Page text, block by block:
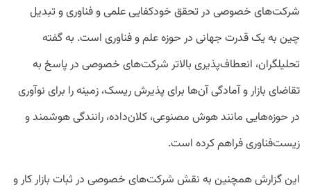
شرکت‌های خصوصی در تحقق خودکفایی علمی و فناوری و تبدیل
چین به یک قدرت جهانی در حوزه علم و فناوری است. به گفته
تحلیلگران، انعطاف‌پذیری بالاتر شرکت‌های خصوصی در پاسخ به
تقاضای بازار و آمادگی آن‌ها برای پذیرش ریسک، زمینه را برای نوآوری
در حوزه‌هایی مانند هوش مصنوعی، کلان‌داده، رانندگی هوشمند و
زیست‌فناوری فراهم کرده است.
این گزارش همچنین به نقش شرکت‌های خصوصی در ثبات بازار کار و